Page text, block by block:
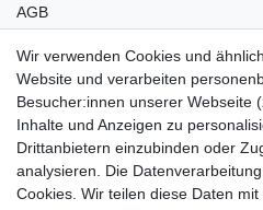
AGB
Bleibt auf dem Laufenden ...
Newsletter
Honig
Hiermit bestätige ich, dass ich die
Einwilligung kann ich jederzeit widerrufen.**
Wir verwenden Cookies und
Website und verarbeiten
Besucher:innen unserer Webseite
Inhalte und Anzeigen zu
Drittanbietern einzubinden oder
analysieren. Die
Cookies. Wir teilen diese Daten